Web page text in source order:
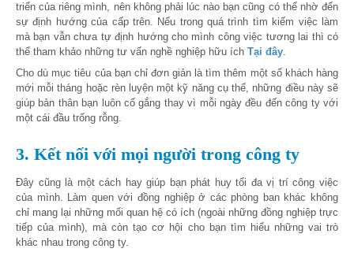
triển của riêng mình, nên không phải lúc nào bạn cũng có thể nhờ đến
sự định hướng của cấp trên. Nếu trong quá trình tìm kiếm việc làm
mà bạn vẫn chưa tự định hướng cho mình công việc tương lai thì có
thể tham khảo những tư vấn nghề nghiệp hữu ích Tại đây.
Cho dù mục tiêu của bạn chỉ đơn giản là tìm thêm một số khách hàng
mới mỗi tháng hoặc rèn luyện một kỹ năng cụ thể, những điều này sẽ
giúp bản thân bạn luôn cố gắng thay vì mỗi ngày đều đến công ty với
một cái đầu trống rỗng.
3. Kết nối với mọi người trong công ty
Đây cũng là một cách hay giúp bạn phát huy tối đa vị trí công việc
của mình. Làm quen với đồng nghiệp ở các phòng ban khác không
chỉ mang lại những mối quan hệ có ích (ngoài những đồng nghiệp trực
tiếp của mình), mà còn tạo cơ hội cho bạn tìm hiểu những vai trò
khác nhau trong công ty.